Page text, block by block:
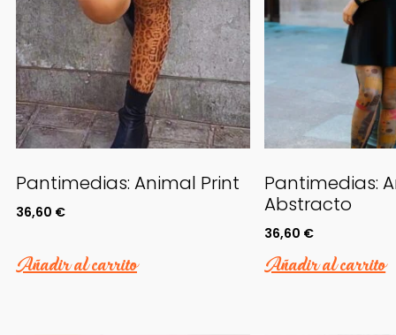
Pantimedias: Animal Print
36,60 €
Añadir al carrito
Pantimedias:
Abstracto
36,60 €
Añadir al carrito